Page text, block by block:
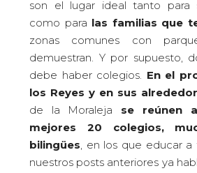
son el lugar ideal tanto para
como para las familias que
zonas comunes con
demuestran. Y por supuesto,
debe haber colegios. En el
los Reyes y en sus
de la Moraleja se reúnen
mejores 20 colegios,
bilingües , en los que educar
nuestros posts anteriores ya